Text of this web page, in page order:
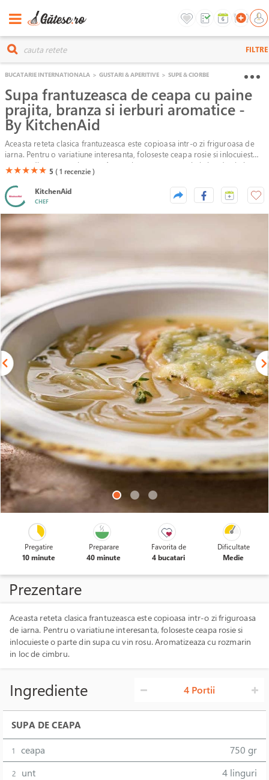
FILTRE
BUCATARIE INTERNATIONALA > GUSTARI & APERITIVE > SUPE & CIORBE
Supa frantuzeasca de ceapa cu paine
prajita, branza si ierburi aromatice -
By KitchenAid
Aceasta reteta clasica frantuzeasca este copioasa intr-o zi friguroasa de
iarna. Pentru o variatiune interesanta, foloseste ceapa rosie si inlocuieste
o parte din supa cu vin rosu. Aromatizeaza cu rozmarin in loc de cimbru.
(*)
★(*)
★(*)
★(*)
★(*)
★ 5 ( 1 recenzie )
KitchenAid
CHEF
Pregatire
10 minute
Preparare
40 minute
Favorita de
4 bucatari
Dificultate
Medie
Prezentare
Aceasta reteta clasica frantuzeasca este copioasa intr-o zi friguroasa
de iarna. Pentru o variatiune interesanta, foloseste ceapa rosie si
inlocuieste o parte din supa cu vin rosu. Aromatizeaza cu rozmarin
in loc de cimbru.
Ingrediente 4 Portii
SUPA DE CEAPA
1 ceapa 750 gr
2 unt 4 linguri